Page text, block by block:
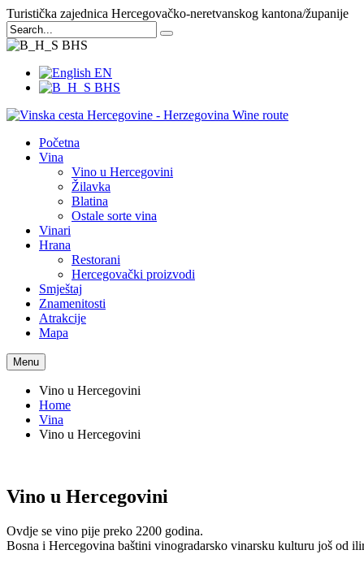
Turistička zajednica Hercegovačko-neretvanskog kantona/županije
BHS
EN
BHS
Početna
Vina
Vino u Hercegovini
Žilavka
Blatina
Ostale sorte vina
Vinari
Hrana
Restorani
Hercegovački proizvodi
Smještaj
Znamenitosti
Atrakcije
Mapa
Menu
Vino u Hercegovini
Home
Vina
Vino u Hercegovini
Vino u Hercegovini
Ovdje se vino pije preko 2200 godina.
Bosna i Hercegovina baštini vinogradarsko vinarsku kulturu još od